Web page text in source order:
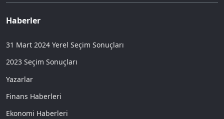
Haberler
31 Mart 2024 Yerel Seçim Sonuçları
2023 Seçim Sonuçları
Yazarlar
Finans Haberleri
Ekonomi Haberleri